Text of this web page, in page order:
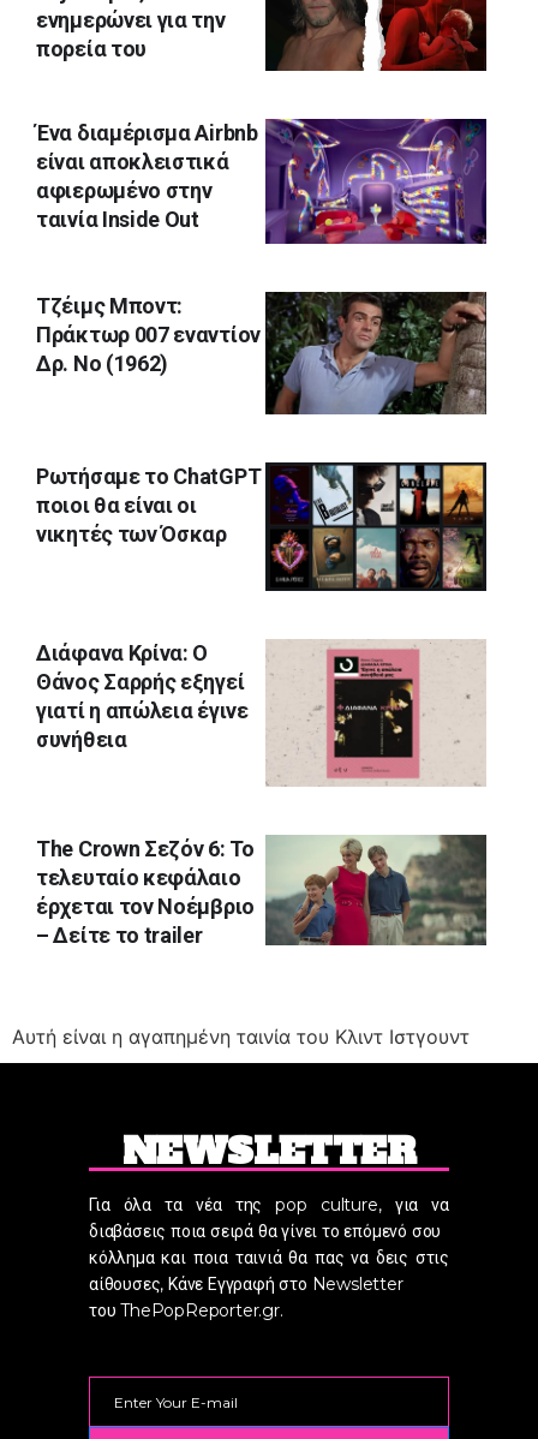
ενημερώνει για την
πορεία του
Ένα διαμέρισμα Airbnb
είναι αποκλειστικά
αφιερωμένο στην
ταινία Inside Out
Τζέιμς Μποντ:
Πράκτωρ 007 εναντίον
Δρ. Νο (1962)
Ρωτήσαμε το ChatGPT
ποιοι θα είναι οι
νικητές των Όσκαρ
Διάφανα Κρίνα: O
Θάνος Σαρρής εξηγεί
γιατί η απώλεια έγινε
συνήθεια
The Crown Σεζόν 6: Το
τελευταίο κεφάλαιο
έρχεται τον Νοέμβριο
– Δείτε το trailer
Aυτή είναι η αγαπημένη ταινία του Κλιντ Ιστγουντ
NEWSLETTER
Για όλα τα νέα της pop culture, για να
διαβάσεις ποια σειρά θα γίνει το επόμενό σου
κόλλημα και ποια ταινιά θα πας να δεις στις
αίθουσες, Κάνε Εγγραφή στο Newsletter
του ThePopReporter.gr.